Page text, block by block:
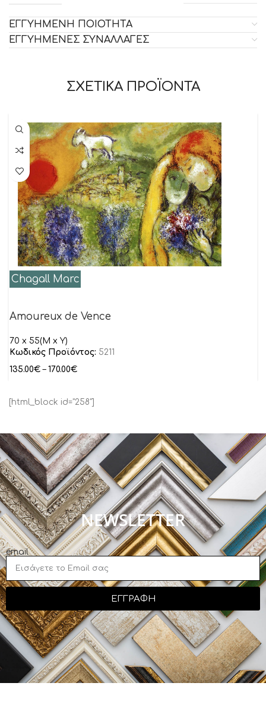
ΕΓΓΥΗΜΕΝΗ ΠΟΙΟΤΗΤΑ
ΕΓΓΥΗΜΕΝΕΣ ΣΥΝΑΛΛΑΓΕΣ
ΣΧΕΤΙΚΑ ΠΡΟΪΟΝΤΑ
Chagall Marc
Amoureux de Vence
70 x 55(M x Y)
Κωδικός Προϊόντος: 5211
135.00€ – 170.00€
[html_block id="258"]
NEWSLETTER
email
ΕΓΓΡΑΦΗ